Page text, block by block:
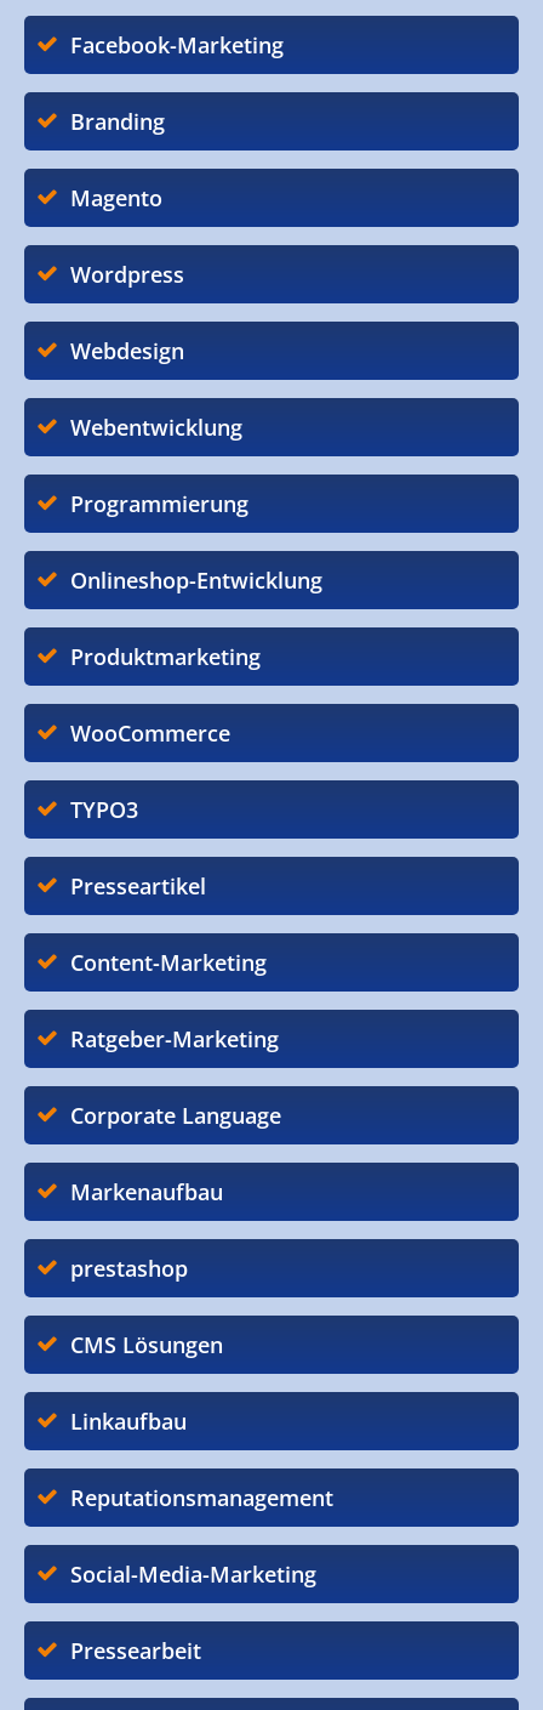
Facebook-Marketing
Branding
Magento
Wordpress
Webdesign
Webentwicklung
Programmierung
Onlineshop-Entwicklung
Produktmarketing
WooCommerce
TYPO3
Presseartikel
Content-Marketing
Ratgeber-Marketing
Corporate Language
Markenaufbau
prestashop
CMS Lösungen
Linkaufbau
Reputationsmanagement
Social-Media-Marketing
Pressearbeit